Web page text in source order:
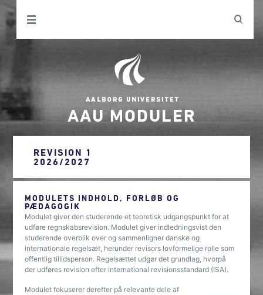
AAU MODULER
REVISION 1
2026/2027
MODULETS INDHOLD, FORLØB OG
PÆDAGOGIK
Modulet giver den studerende et teoretisk udgangspunkt for at
udføre regnskabsrevision. Modulet giver indledningsvist den
studerende overblik over og sammenligner danske og
internationale regelsæt, herunder revisors lovformelige rolle som
offentlig tillidsperson. Regelsættet udgør det grundlag, hvorpå
der udføres revision efter international revisionsstandard (ISA).
Modulet fokuserer derefter på relevante dele af